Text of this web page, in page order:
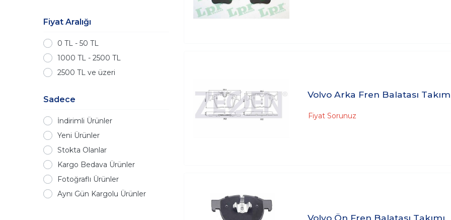
Fiyat Aralığı
0 TL - 50 TL
1000 TL - 2500 TL
2500 TL ve üzeri
Sadece
İndirimli Ürünler
Yeni Ürünler
Stokta Olanlar
Kargo Bedava Ürünler
Fotoğraflı Ürünler
Aynı Gün Kargolu Ürünler
Volvo Arka Fren Balatası
Fiyat Sorunuz
Volvo Ön Fren Balatası Takımı